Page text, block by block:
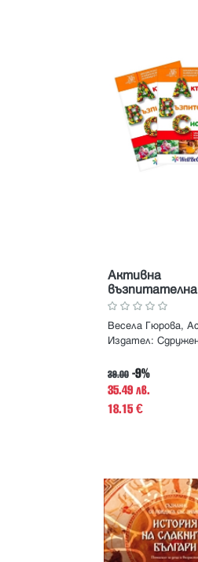
Активна
възпитателна
система
Издател:
39.00 -9%
35.49 лв.
18.15 €